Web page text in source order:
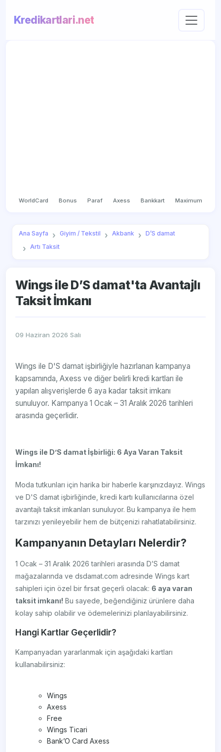
Kredikartlari.net
WorldCard Bonus Paraf Axess Bankkart Maximum
Ana Sayfa Giyim / Tekstil Akbank
D’S damat
Artı Taksit
Wings ile D’S damat'ta Avantajlı
Taksit İmkanı
09 Haziran 2026 Salı
Wings ile D'S damat işbirliğiyle hazırlanan kampanya
kapsamında, Axess ve diğer belirli kredi kartları ile
yapılan alışverişlerde 6 aya kadar taksit imkanı
sunuluyor. Kampanya 1 Ocak – 31 Aralık 2026 tarihleri
arasında geçerlidir.
Wings ile D’S damat İşbirliği: 6 Aya Varan Taksit
İmkanı!
Moda tutkunları için harika bir haberle karşınızdayız. Wings
ve D'S damat işbirliğinde, kredi kartı kullanıcılarına özel
avantajlı taksit imkanları sunuluyor. Bu kampanya ile hem
tarzınızı yenileyebilir hem de bütçenizi rahatlatabilirsiniz.
Kampanyanın Detayları Nelerdir?
1 Ocak – 31 Aralık 2026 tarihleri arasında D’S damat
mağazalarında ve dsdamat.com adresinde Wings kart
sahipleri için özel bir fırsat geçerli olacak: 6 aya varan
taksit imkanı! Bu sayede, beğendiğiniz ürünlere daha
kolay sahip olabilir ve ödemelerinizi planlayabilirsiniz.
Hangi Kartlar Geçerlidir?
Kampanyadan yararlanmak için aşağıdaki kartları
kullanabilirsiniz:
Wings
Axess
Free
Wings Ticari
Bank’O Card Axess